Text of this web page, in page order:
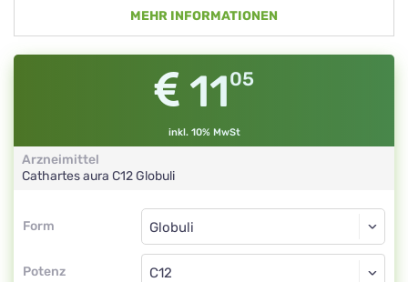
MEHR INFORMATIONEN
1105
inkl. 10% MwSt
Arzneimittel
Cathartes aura C12Globuli
Form
Form
Potenz
Globuli
C12